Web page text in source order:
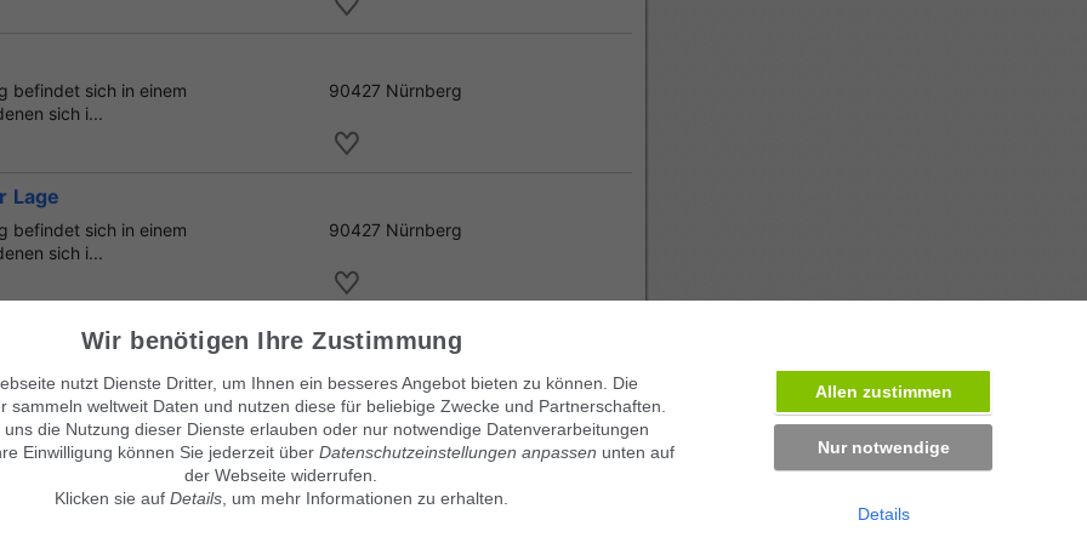
befindet sich in einem
sich i...
90427 Nürnberg
Lage
befindet sich in einem
sich i...
90427 Nürnberg
und einer seperaten
Wir benötigen Ihre Zustimmung
nutzt Dienste Dritter, um Ihnen ein besseres Angebot bieten zu können. Die
sammeln weltweit Daten und nutzen diese für beliebige Zwecke und Partnerschaften.
uns die Nutzung dieser Dienste erlauben oder nur notwendige Datenverarbeitungen
Einwilligung können Sie jederzeit über Datenschutzeinstellungen anpassen unten auf
der Webseite widerrufen.
Klicken sie auf Details, um mehr Informationen zu erhalten.
Allen zustimmen
Nur notwendige
Details